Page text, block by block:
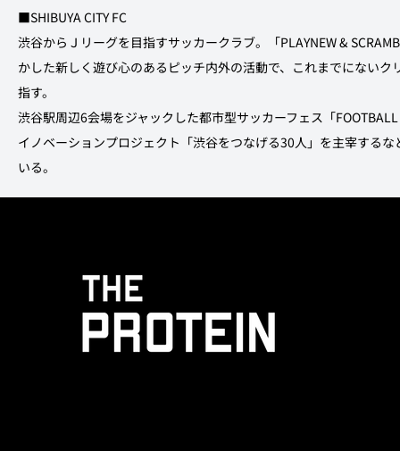
■SHIBUYA CITY FC
渋谷からＪリーグを目指すサッカークラブ。「PLAYNEW &
かした新しく遊び心のあるピッチ内外の活動で、これまでにない
指す。
渋谷駅周辺6会場をジャックした都市型サッカーフェス「
イノベーションプロジェクト「渋谷をつなげる30人」を主宰する
いる。